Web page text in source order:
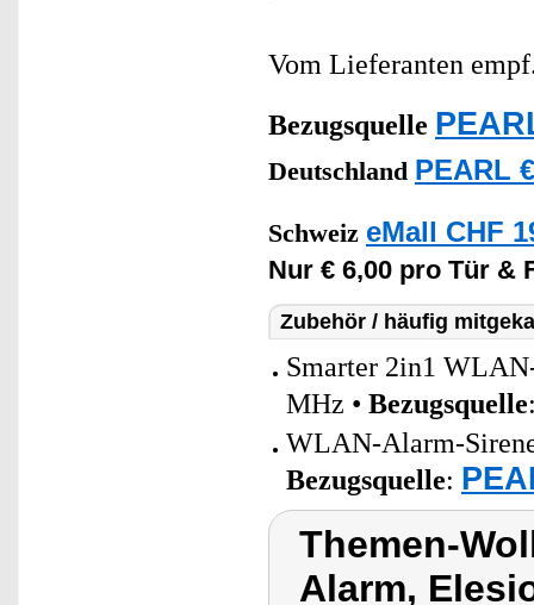
Vom Lieferanten
Bezugsquelle
Deutschland PEARL
Schweiz eMall CHF
Nur € 6,00 pro Tür &
Zubehör / häufig
Smarter 2in1
MHz • Bezugsquelle
WLAN-Alarm-
Bezugsquelle:
Themen-
Alarm,